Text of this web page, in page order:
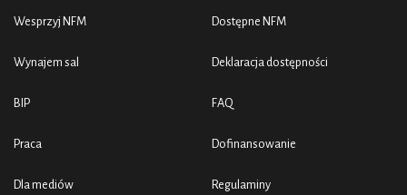
Wesprzyj NFM
Wynajem sal
BIP
Praca
Dla mediów
Dostępne NFM
Deklaracja dostępności
FAQ
Dofinansowanie
Regulaminy